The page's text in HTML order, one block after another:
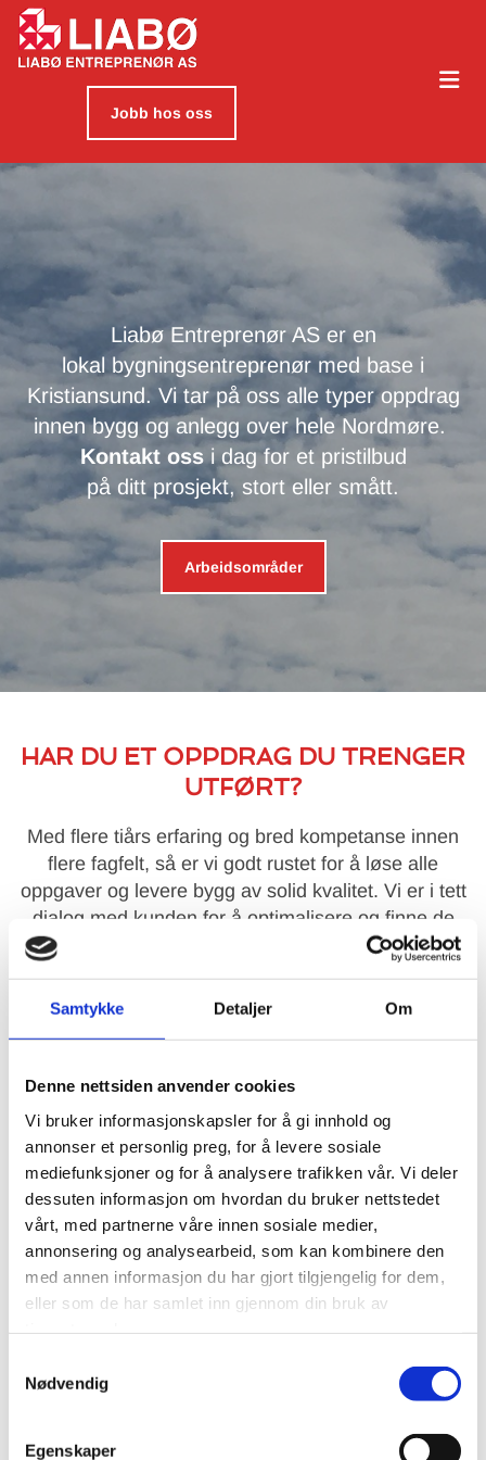
Samtykke Detaljer Om
Denne nettsiden anvender cookies
Vi bruker informasjonskapsler for å gi innhold og
annonser et personlig preg, for å levere sosiale
mediefunksjoner og for å analysere trafikken vår. Vi deler
dessuten informasjon om hvordan du bruker nettstedet
vårt, med partnerne våre innen sosiale medier,
annonsering og analysearbeid, som kan kombinere den
med annen informasjon du har gjort tilgjengelig for dem,
eller som de har samlet inn gjennom din bruk av
Nødvendig
Egenskaper
Jobb hos oss
Liabø Entreprenør AS er en
lokal bygningsentreprenør med base i
Kristiansund. Vi tar på oss alle typer oppdrag
innen bygg og anlegg over hele Nordmøre.
Kontakt ossi dag for et pristilbud
på ditt prosjekt, stort eller smått.
Arbeidsområder
HAR DU ET OPPDRAG DU TRENGER
UTFØRT?
Med flere tiårs erfaring og bred kompetanse innen
flere fagfelt, så er vi godt rustet for å løse alle
oppgaver og levere bygg av solid kvalitet. Vi er i tett
dialog med kunden for å optimalisere og finne de
beste løsningene for ditt prosjekt.
Se våre refranseprosjekter